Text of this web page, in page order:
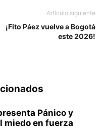
Artículo siguiente
¡Fito Páez vuelve a Bogotá
este 2026!
Pánico y
miedo en fuerza